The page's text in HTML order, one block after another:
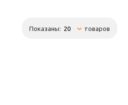
Показаны: товаров